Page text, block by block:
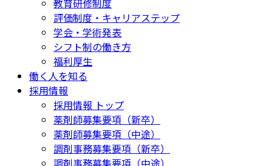
教育研修制度
評価制度・キャリアステップ
学会・学術発表
シフト制の働き方
福利厚生
働く人を知る
採用情報
採用情報 トップ
薬剤師募集要項（新卒）
薬剤師募集要項（中途）
調剤事務募集要項（新卒）
調剤事務募集要項（中途）